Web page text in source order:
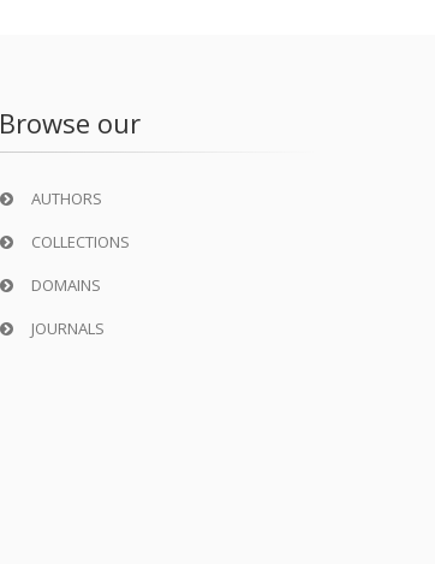
Browse our
AUTHORS
COLLECTIONS
DOMAINS
JOURNALS